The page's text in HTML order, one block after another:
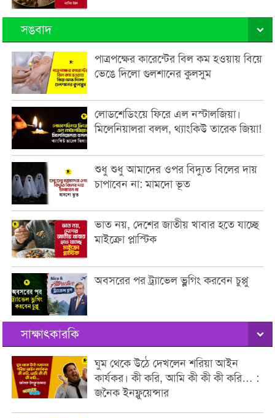
সঙবাদ
পাত্রপক্ষের কারেন্টের বিল কম হওয়ায় বিয়ে
ভেঙে দিলো গুলশানের কুলসুম
লোডশেডিংয়ে ফিরে এল নস্টালজিয়া।
মিলেনিয়ালরা বলল, থ্যাংকিউ তারেক জিয়া!
শুধু শুধু আমাদের ওপর বিদ্যুত বিলের দায়
চাপাবেন না: মামদো ভূত
ভাত নয়, দেশের জাতীয় খাবার হতে যাচ্ছে
মাইক্রো প্লাস্টিক
অবসরের পর ট্র্যাভেল ভ্লগিং করবেন চুপ্পু
সাক্ষাৎকারকি
ঘুম থেকে উঠে দেখলেন শরিয়া আইন
কার্যকর। কী করি, আমি কী কী কী করি… :
জনৈক ইনফ্লুয়েন্সার